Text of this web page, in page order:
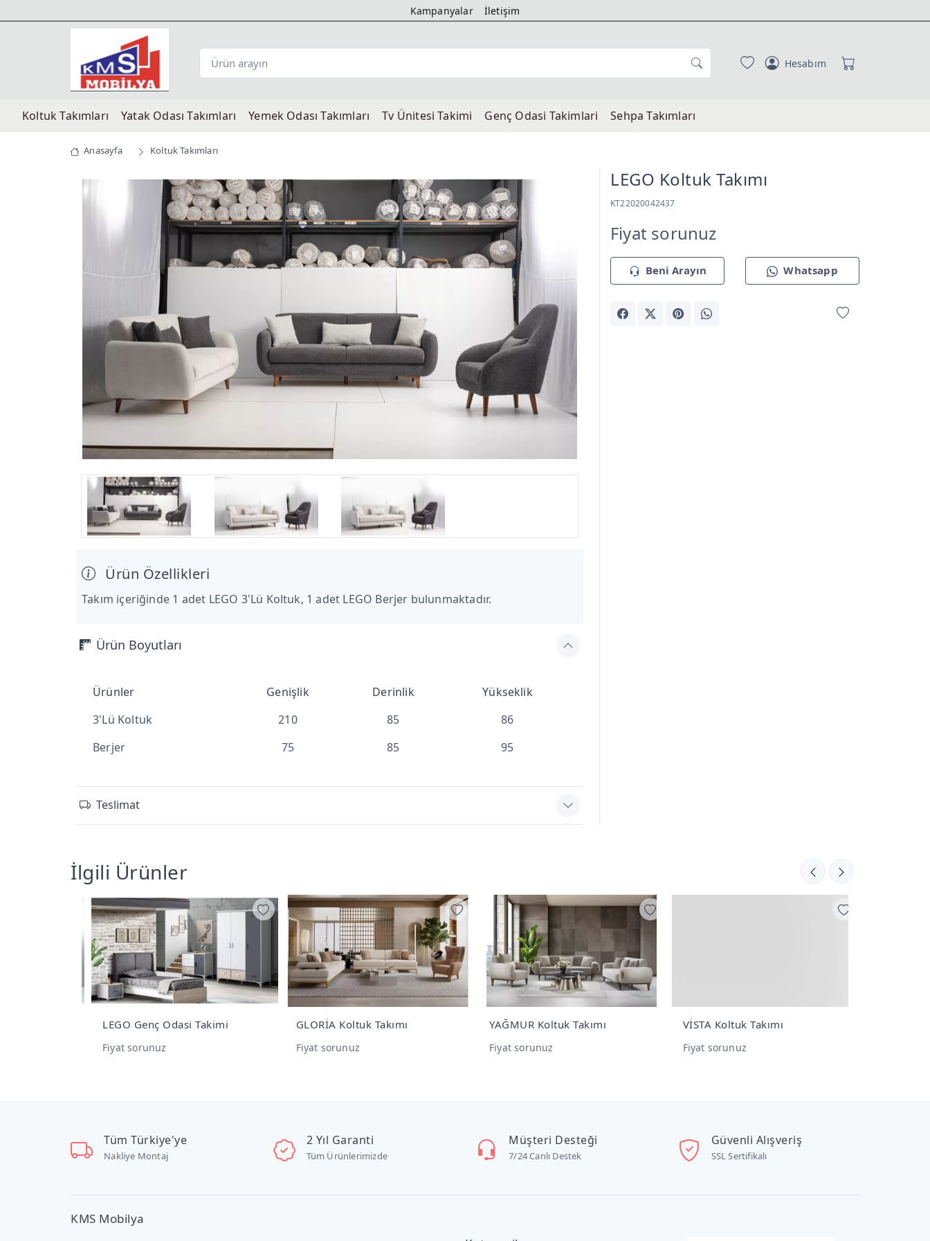
Kampanyalar İletişim
Hesabım
Koltuk Takımları Yatak Odası Takımları Yemek Odası Takımları Tv Üni̇tesi̇ Takimi Genç Odasi Takimlari Sehpa Takımları
Anasayfa Koltuk Takımları
LEGO Koltuk Takımı
KT22020042437
Fiyat sorunuz
Beni Arayın Whatsapp
Ürün Özellikleri
Takım içeriğinde 1 adet LEGO 3'Lü Koltuk, 1 adet LEGO Berjer bulunmaktadır.
Ürün Boyutları
Ürünler Genişlik Derinlik
Yükseklik
3'Lü Koltuk
210 85
86
Berjer
75 85 95
Teslimat
İlgili Ürünler
LEGO Genç Odasi Takimi
Fiyat sorunuz
GLORİA Koltuk Takımı
Fiyat sorunuz
YAĞMUR Koltuk Takımı
Fiyat sorunuz
VİSTA Koltuk Takımı
Fiyat sorunuz
Tüm Türkiye'ye
Nakliye Montaj
2 Yıl Garanti
Tüm Ürünlerimizde
Müşteri Desteği
7/24 Canlı Destek
Güvenli Alışveriş
SSL Sertifikalı
KMS Mobilya